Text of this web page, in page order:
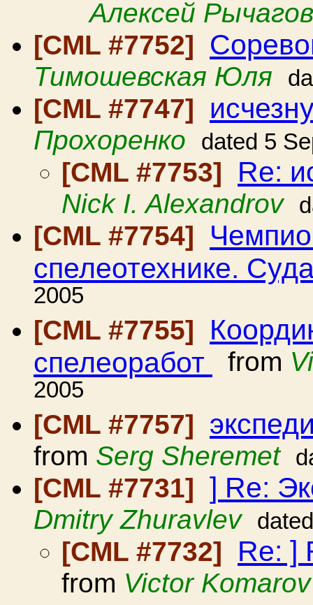
Алексей Рычагов
[CML #7752]
Тимошевская Юля
[CML #7747]
Прохоренко dated 5
[CML #7753] Re:
Nick I. Alexandrov
[CML #7754]
спелеотехнике.
2005
[CML #7755]
спелеоработ from
2005
[CML #7757]
from Serg Sheremet
[CML #7731] ] Re:
Dmitry Zhuravlev
[CML #7732] Re: ]
from Victor Komarov